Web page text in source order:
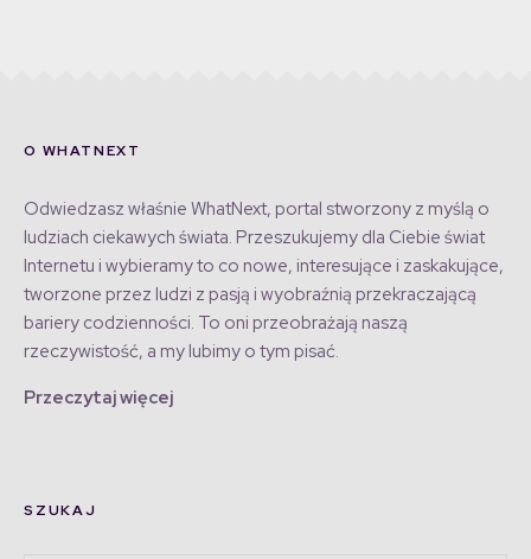
O WHATNEXT
Odwiedzasz właśnie WhatNext, portal stworzony z myślą o
ludziach ciekawych świata. Przeszukujemy dla Ciebie świat
Internetu i wybieramy to co nowe, interesujące i zaskakujące,
tworzone przez ludzi z pasją i wyobraźnią przekraczającą
bariery codzienności. To oni przeobrażają naszą
rzeczywistość, a my lubimy o tym pisać.
Przeczytaj więcej
SZUKAJ